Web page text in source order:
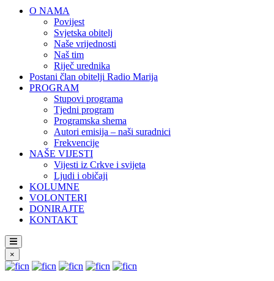
O NAMA
Povijest
Svjetska obitelj
Naše vrijednosti
Naš tim
Riječ urednika
Postani član obitelji Radio Marija
PROGRAM
Stupovi programa
Tjedni program
Programska shema
Autori emisija – naši suradnici
Frekvencije
NAŠE VIJESTI
Vijesti iz Crkve i svijeta
Ljudi i običaji
KOLUMNE
VOLONTERI
DONIRAJTE
KONTAKT
×